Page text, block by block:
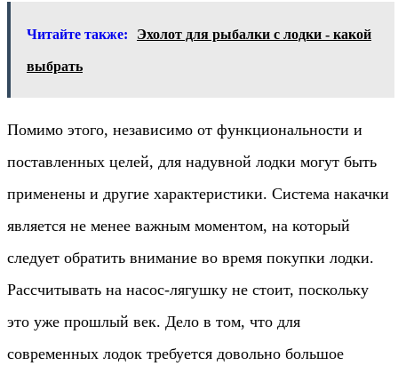
Читайте также: Эхолот для рыбалки с лодки - какой
выбрать
Помимо этого, независимо от функциональности и
поставленных целей, для надувной лодки могут быть
применены и другие характеристики. Система накачки
является не менее важным моментом, на который
следует обратить внимание во время покупки лодки.
Рассчитывать на насос-лягушку не стоит, поскольку
это уже прошлый век. Дело в том, что для
современных лодок требуется довольно большое